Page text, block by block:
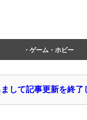
ゲーム・ホビー
して記事更新を終了